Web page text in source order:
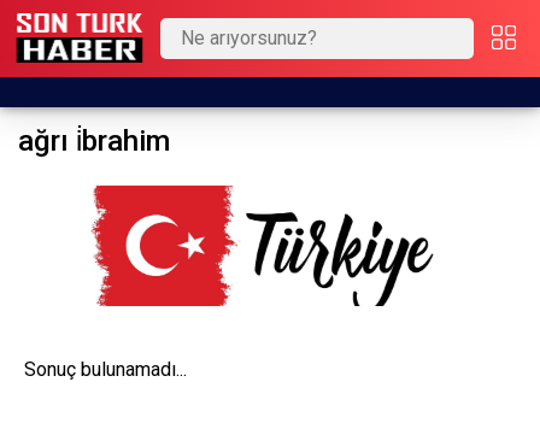
ağrı i̇brahim
Sonuç bulunamadı...